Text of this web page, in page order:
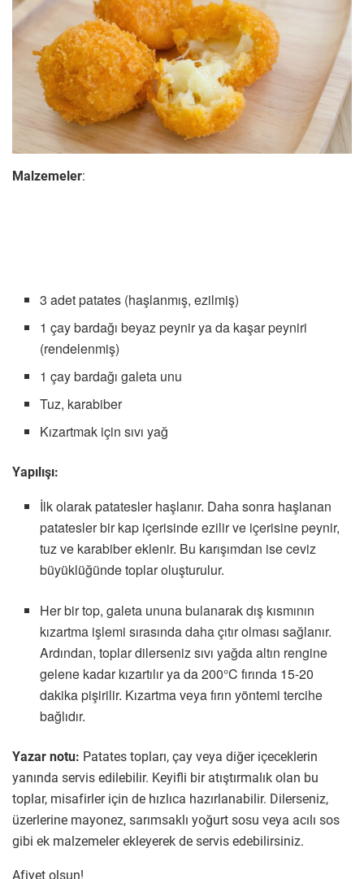
Malzemeler:
3 adet patates (haşlanmış, ezilmiş)
1 çay bardağı beyaz peynir ya da kaşar peyniri
(rendelenmiş)
1 çay bardağı galeta unu
Tuz, karabiber
Kızartmak için sıvı yağ
Yapılışı:
İlk olarak patatesler haşlanır. Daha sonra haşlanan
patatesler bir kap içerisinde ezilir ve içerisine peynir,
tuz ve karabiber eklenir. Bu karışımdan ise ceviz
büyüklüğünde toplar oluşturulur.
Her bir top, galeta ununa bulanarak dış kısmının
kızartma işlemi sırasında daha çıtır olması sağlanır.
Ardından, toplar dilerseniz sıvı yağda altın rengine
gelene kadar kızartılır ya da 200°C fırında 15-20
dakika pişirilir. Kızartma veya fırın yöntemi tercihe
bağlıdır.
Yazar notu: Patates topları, çay veya diğer içeceklerin
yanında servis edilebilir. Keyifli bir atıştırmalık olan bu
toplar, misafirler için de hızlıca hazırlanabilir. Dilerseniz,
üzerlerine mayonez, sarımsaklı yoğurt sosu veya acılı sos
gibi ek malzemeler ekleyerek de servis edebilirsiniz.
Afiyet olsun!